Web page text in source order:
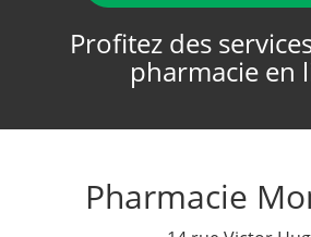
Profitez des
pharmacie en
Pharmacie